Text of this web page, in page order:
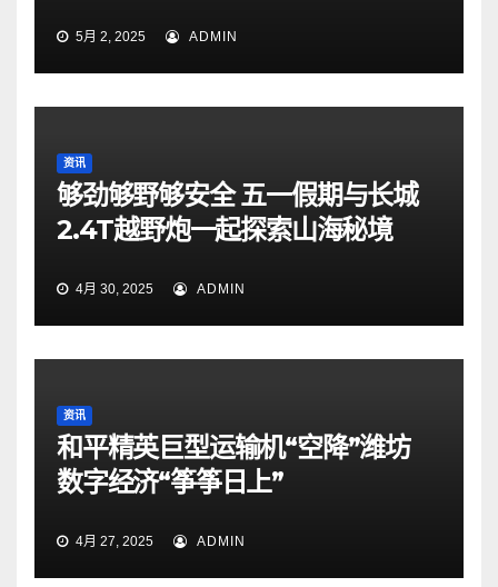
5月 2, 2025 ADMIN
资讯
够劲够野够安全 五一假期与长城
2.4T越野炮一起探索山海秘境
4月 30, 2025 ADMIN
资讯
和平精英巨型运输机“空降”潍坊
数字经济“筝筝日上”
4月 27, 2025 ADMIN